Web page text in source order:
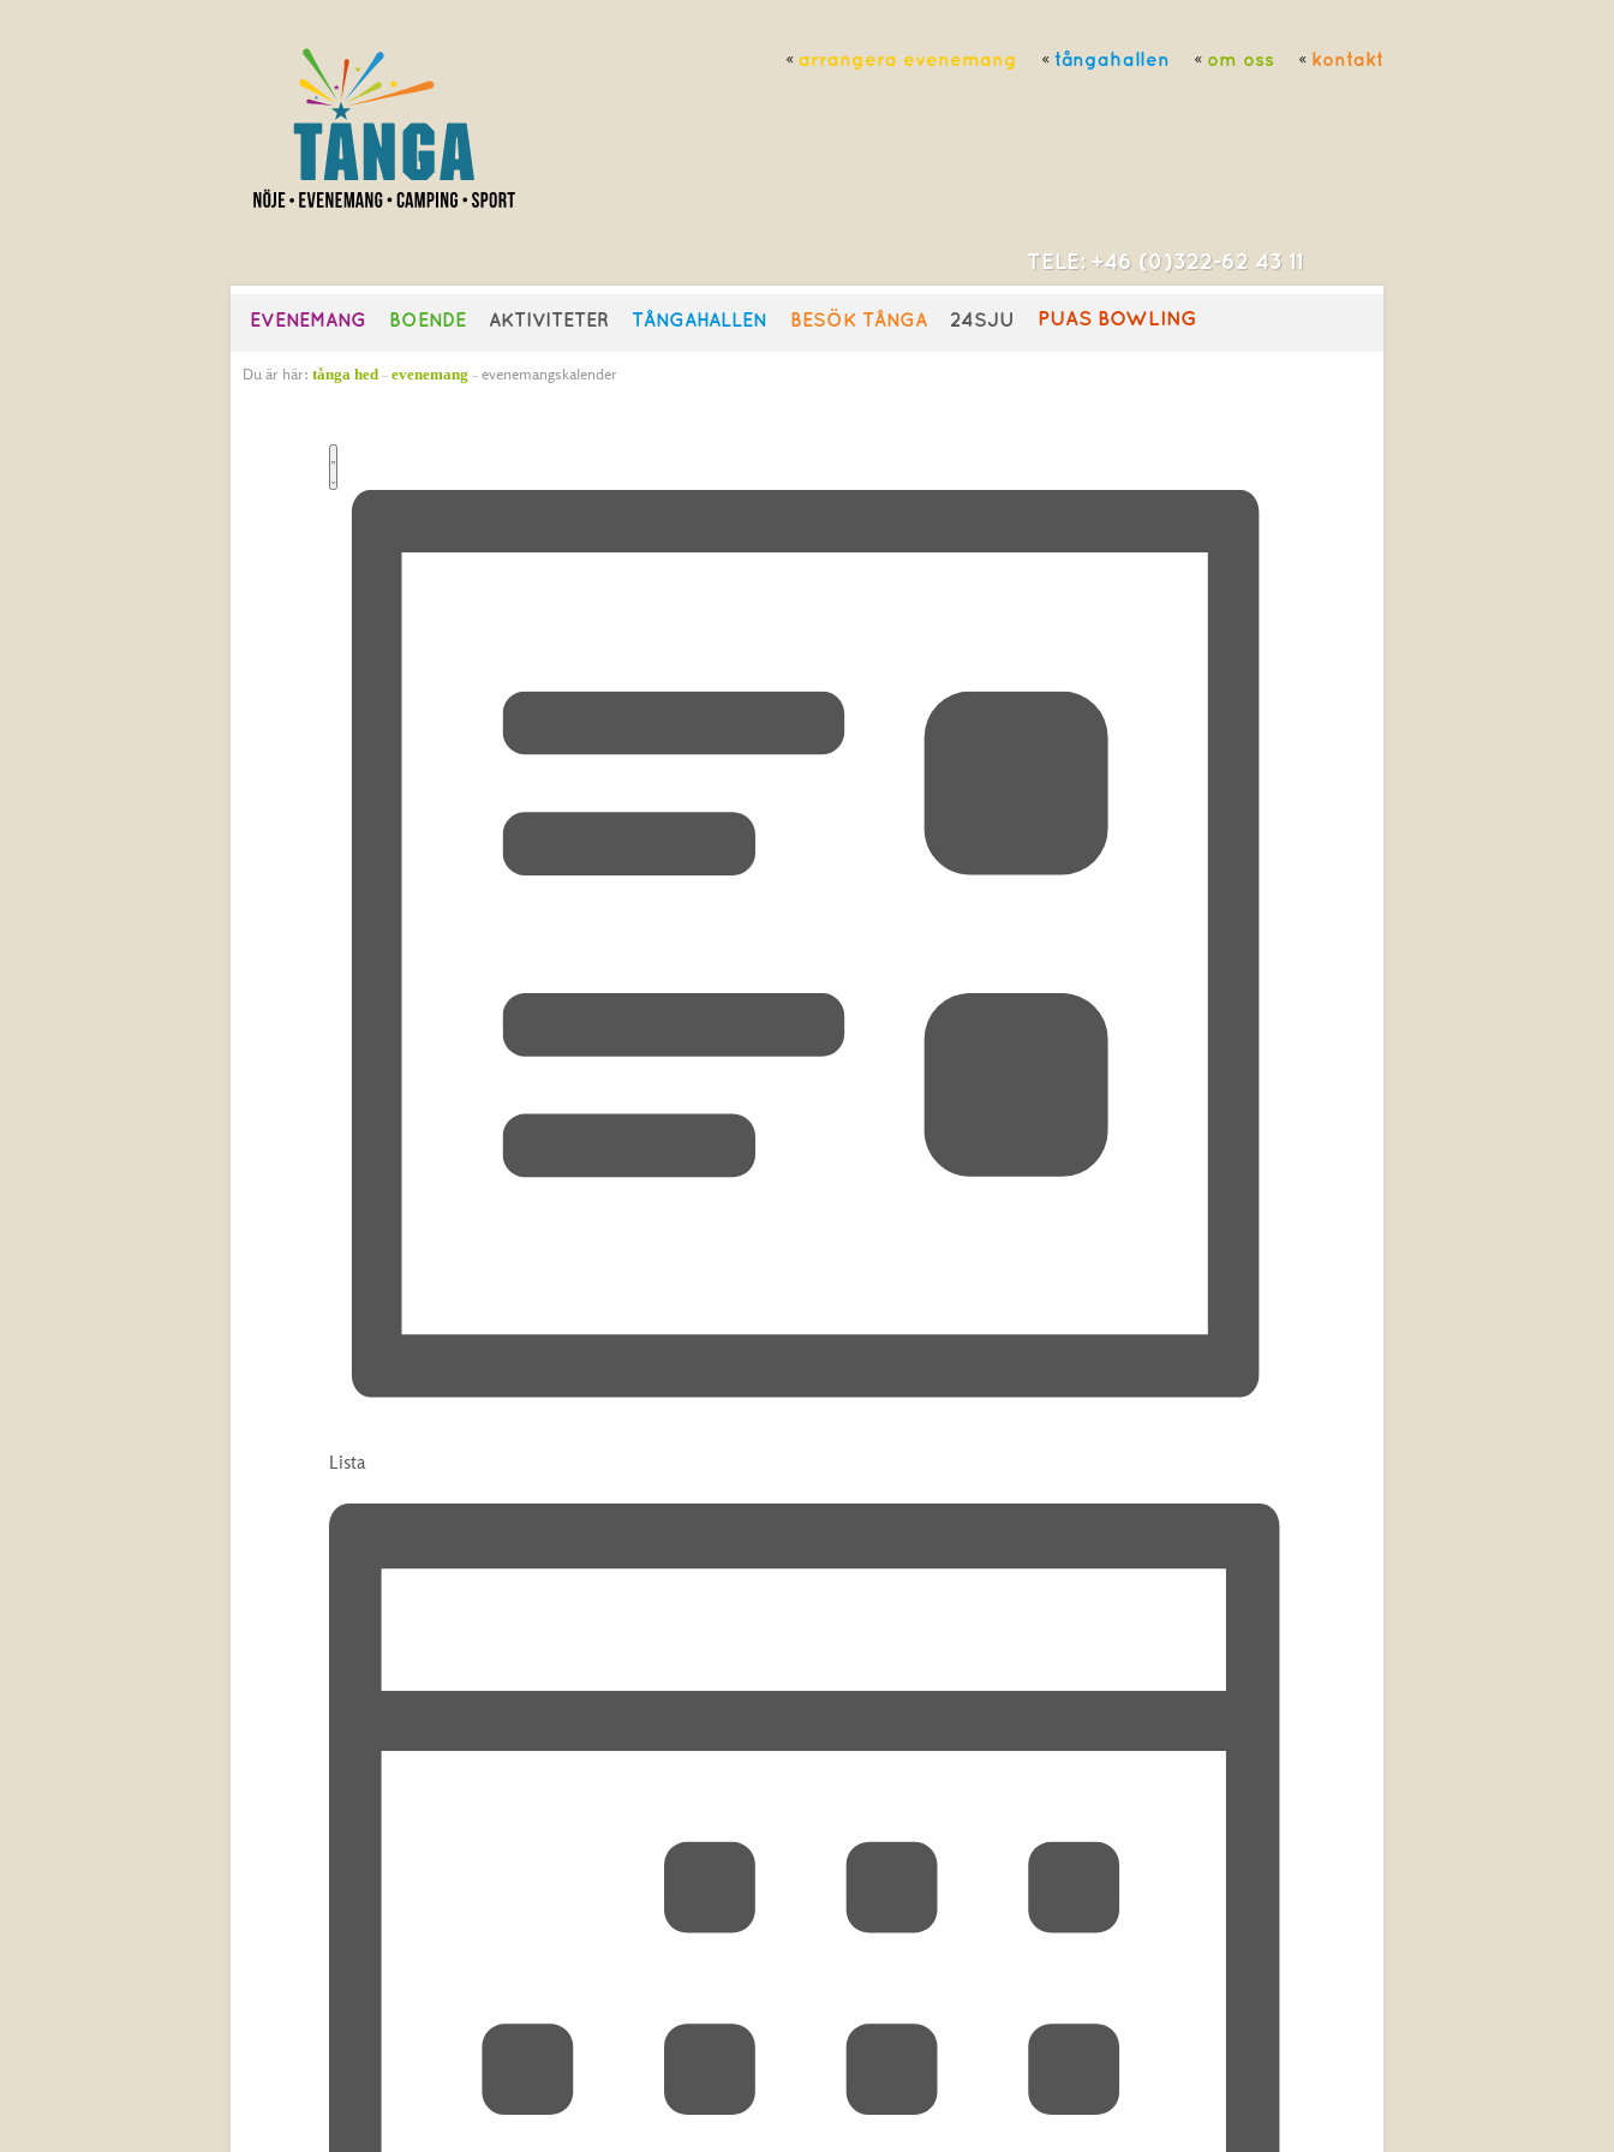
arrangera evenemang tångahallen om oss kontakt
TELE: +46 (0)322-62 43 11
EVENEMANG BOENDE AKTIVITETER TÅNGAHALLEN BESÖK TÅNGA 24SJU PUAS BOWLING
Du är här: tånga hed – evenemang – evenemangskalender
EVENEMANG
VY-
NAVIGERING
EVENEMANG
Lista
Lista